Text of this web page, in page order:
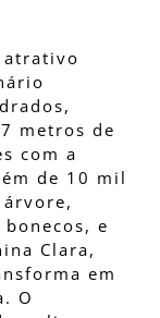
atrativo
metros de
com a
de 10 mil
e
Clara,
em
O